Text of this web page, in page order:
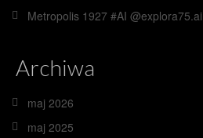
Metropolis 1927 #AI @explora75.ai
Archiwa
maj 2026
maj 2025